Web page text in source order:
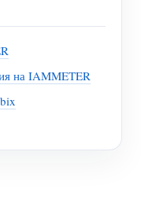
на IAMMETER